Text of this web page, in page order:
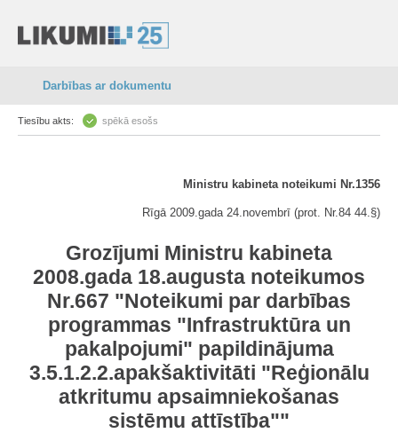
Darbības ar dokumentu
Tiesību akts: spēkā esošs
Ministru kabineta noteikumi Nr.1356
Rīgā 2009.gada 24.novembrī (prot. Nr.84 44.§)
Grozījumi Ministru kabineta
2008.gada 18.augusta noteikumos
Nr.667 "Noteikumi par darbības
programmas "Infrastruktūra un
pakalpojumi" papildinājuma
3.5.1.2.2.apakšaktivitāti "Reģionālu
atkritumu apsaimniekošanas
sistēmu attīstība""